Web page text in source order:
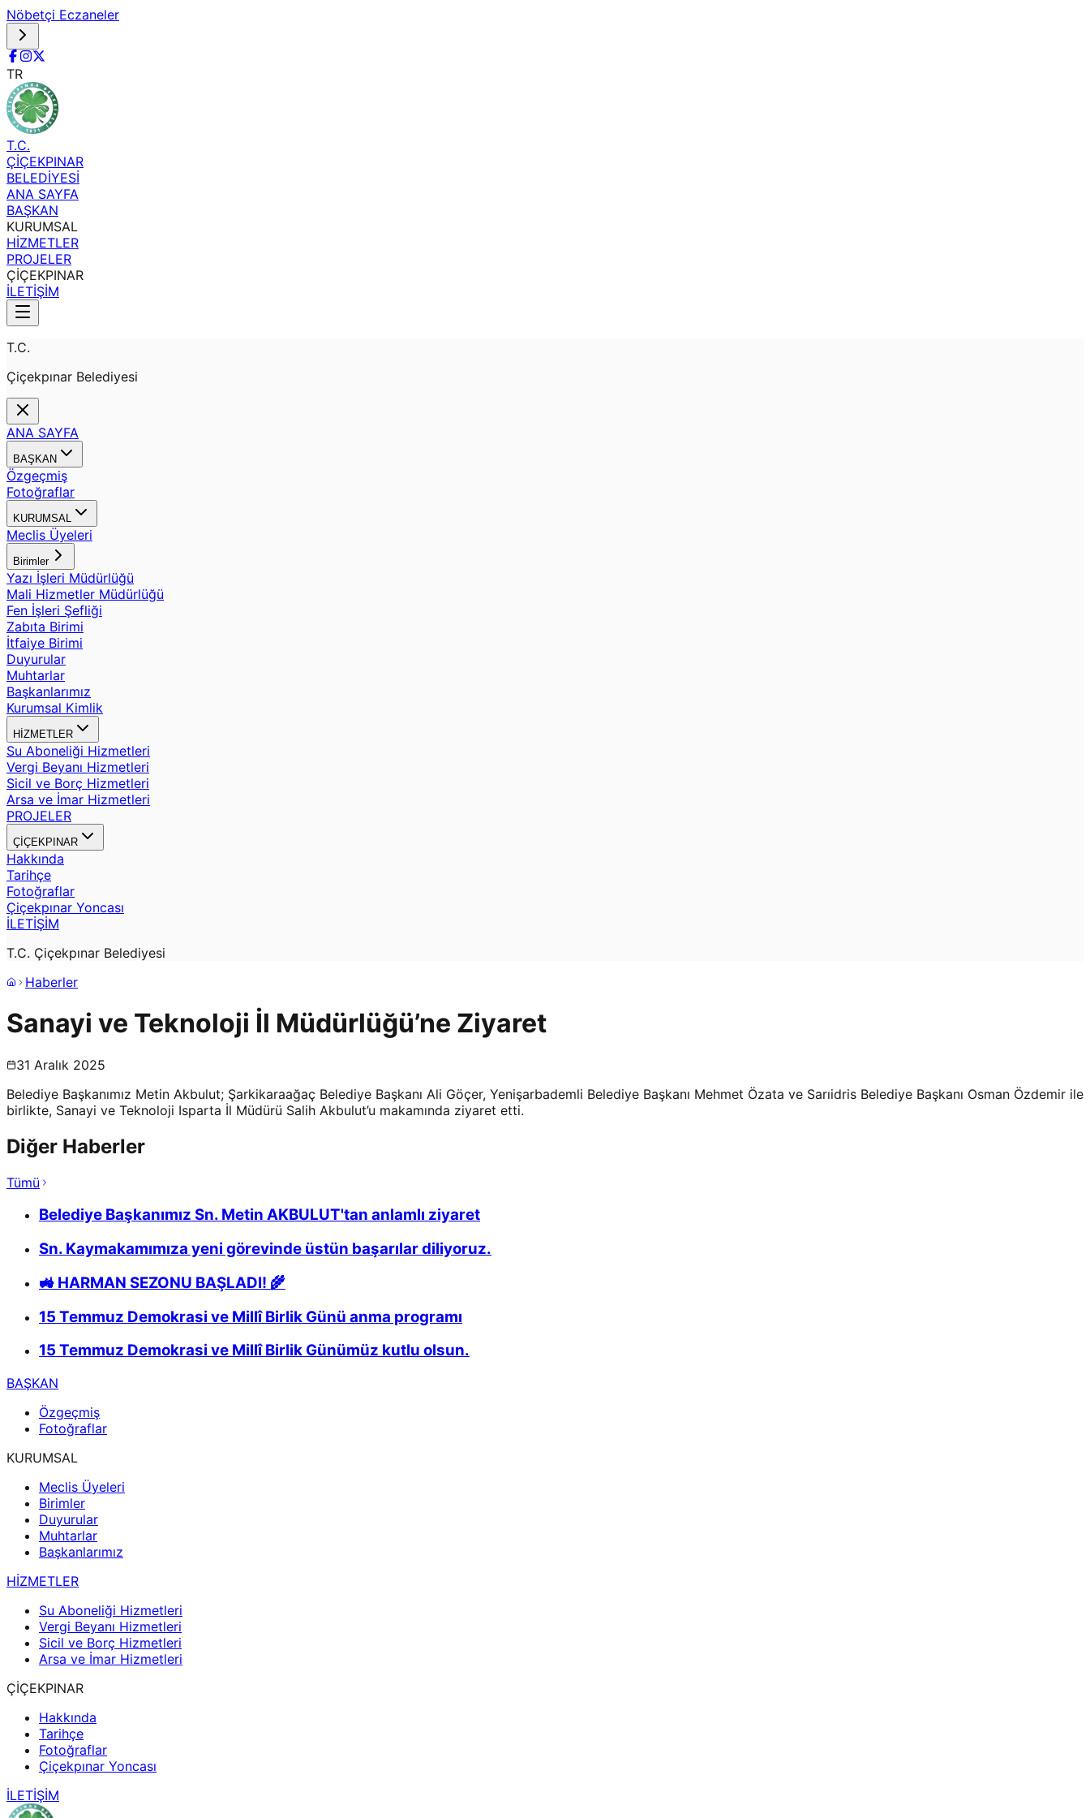
Nöbetçi Eczaneler
TR
T.C.
ÇİÇEKPINAR
BELEDİYESİ
ANA SAYFA
BAŞKAN
KURUMSAL
HİZMETLER
PROJELER
ÇİÇEKPINAR
İLETİŞİM
T.C.
Çiçekpınar Belediyesi
ANA SAYFA
BAŞKAN
Özgeçmiş
Fotoğraflar
KURUMSAL
Meclis Üyeleri
Birimler
Yazı İşleri Müdürlüğü
Mali Hizmetler Müdürlüğü
Fen İşleri Şefliği
Zabıta Birimi
İtfaiye Birimi
Duyurular
Muhtarlar
Başkanlarımız
Kurumsal Kimlik
HİZMETLER
Su Aboneliği Hizmetleri
Vergi Beyanı Hizmetleri
Sicil ve Borç Hizmetleri
Arsa ve İmar Hizmetleri
PROJELER
ÇİÇEKPINAR
Hakkında
Tarihçe
Fotoğraflar
Çiçekpınar Yoncası
İLETİŞİM
T.C. Çiçekpınar Belediyesi
Haberler
Sanayi ve Teknoloji İl Müdürlüğü’ne Ziyaret
31 Aralık 2025
Belediye Başkanımız Metin Akbulut; Şarkikaraağaç Belediye Başkanı Ali Göçer, Yenişarbademli Belediye Başkanı Mehmet Özata ve Sarıidris Belediye Başkanı Osman Özdemir ile
birlikte, Sanayi ve Teknoloji Isparta İl Müdürü Salih Akbulut’u makamında ziyaret etti.
Diğer Haberler
Tümü
Belediye Başkanımız Sn. Metin AKBULUT'tan anlamlı ziyaret
Sn. Kaymakamımıza yeni görevinde üstün başarılar diliyoruz.
🚜 HARMAN SEZONU BAŞLADI! 🌾
15 Temmuz Demokrasi ve Millî Birlik Günü anma programı
15 Temmuz Demokrasi ve Millî Birlik Günümüz kutlu olsun.
BAŞKAN
Özgeçmiş
Fotoğraflar
KURUMSAL
Meclis Üyeleri
Birimler
Duyurular
Muhtarlar
Başkanlarımız
HİZMETLER
Su Aboneliği Hizmetleri
Vergi Beyanı Hizmetleri
Sicil ve Borç Hizmetleri
Arsa ve İmar Hizmetleri
ÇİÇEKPINAR
Hakkında
Tarihçe
Fotoğraflar
Çiçekpınar Yoncası
İLETİŞİM